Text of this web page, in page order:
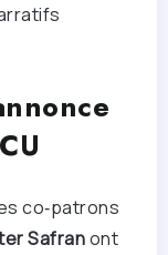
co‑patrons
Safranont